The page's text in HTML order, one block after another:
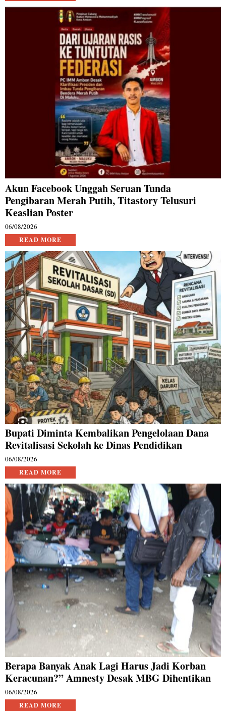
Akun Facebook Unggah Seruan Tunda
Pengibaran Merah Putih, Titastory Telusuri
Keaslian Poster
06/08/2026
READ MORE
Bupati Diminta Kembalikan Pengelolaan Dana
Revitalisasi Sekolah ke Dinas Pendidikan
06/08/2026
READ MORE
Berapa Banyak Anak Lagi Harus Jadi Korban
Keracunan?” Amnesty Desak MBG Dihentikan
06/08/2026
READ MORE